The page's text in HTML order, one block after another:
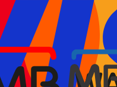
Sobre Nós